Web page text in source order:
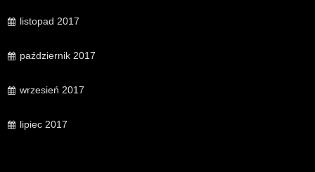
listopad 2017
październik 2017
wrzesień 2017
lipiec 2017